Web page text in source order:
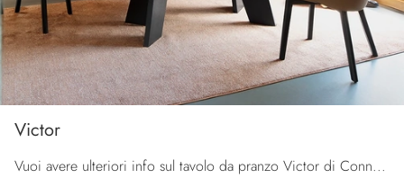
Victor
Vuoi avere ulteriori info sul tavolo da pranzo Victor di Connubia? Clicca e ottieni informazioni sui modelli allungabili del marchio.